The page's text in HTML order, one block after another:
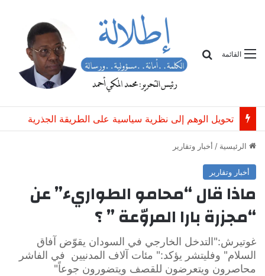
القائمة
تحويل الوهم إلى نظرية سياسية على الطريقة الجذرية
الرئيسية / أخبار وتقارير
أخبار وتقارير
ماذا قال “محامو الطواريء” عن
“مجزرة بارا المروّعة ” ؟
غوتيرش:"التدخل الخارجي في السودان يقوّض آفاق
السلام" وفليتشر يؤكد:" مئات آلاف المدنيين في الفاشر
محاصرون ويتعرضون للقصف ويتضورون جوعاً"